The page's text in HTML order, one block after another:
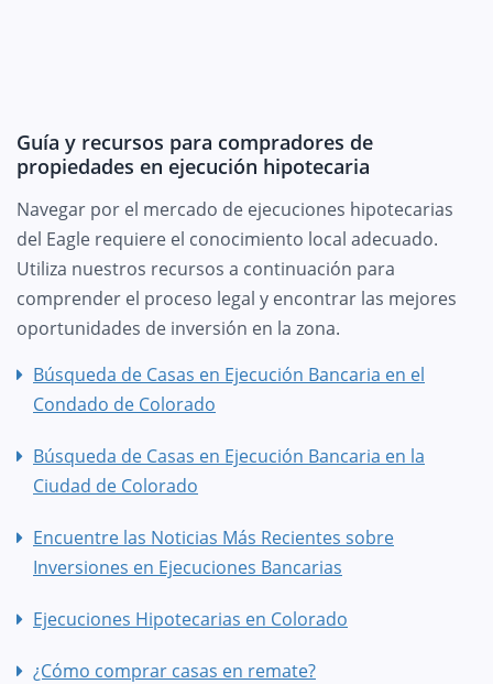
Guía y recursos para compradores de
propiedades en ejecución hipotecaria
Navegar por el mercado de ejecuciones hipotecarias
del Eagle requiere el conocimiento local adecuado.
Utiliza nuestros recursos a continuación para
comprender el proceso legal y encontrar las mejores
oportunidades de inversión en la zona.
Búsqueda de Casas en Ejecución Bancaria en el
Condado de Colorado
Búsqueda de Casas en Ejecución Bancaria en la
Ciudad de Colorado
Encuentre las Noticias Más Recientes sobre
Inversiones en Ejecuciones Bancarias
Ejecuciones Hipotecarias en Colorado
¿Cómo comprar casas en remate?